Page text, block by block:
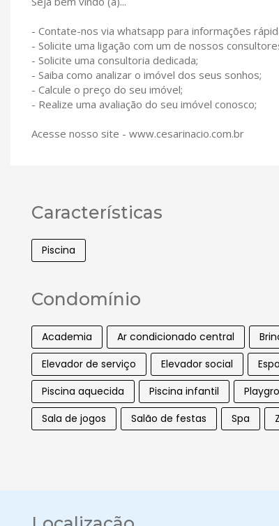
- Contate-nos via whatsapp para informações
- Solicite uma ligação com um de nossos
- Solicite uma consultoria dedicada;
- Saiba como analizar o imóvel dos seus sonhos;
- Calcule o preço do seu imóvel;
- Realize uma avaliação do seu imóvel conosco;
Acesse nosso site - www.cesarinacio.com.br
Características
Piscina
Condomínio
Academia Ar condicionado central
Elevador de serviço
Elevador social
Piscina aquecida
Piscina infantil
Sala de jogos
Salão de festas Spa